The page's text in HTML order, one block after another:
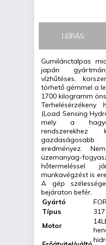
LEÍRÁS
Gumilánctalpas
japán
vízhűtéses,
törhető gémmel a
1700 kilogramm
Terhelésérzékeny
(Load Sensing
mely a
rendszerekhez
eredményez.
üzemanyag-
hőtermeléssel
munkavégzést is
A gép
bejáraton befér.
Gyártó
Típus
317
Motor